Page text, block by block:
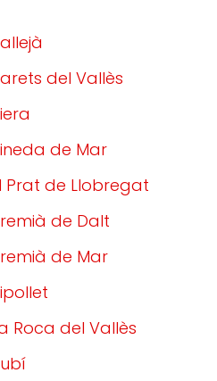
del Vallès
de Mar
Prat de Llobregat
de Dalt
de Mar
Roca del Vallès